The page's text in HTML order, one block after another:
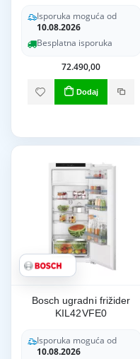
Isporuka moguća od
10.08.2026
Besplatna isporuka
72.490,00
Dodaj
Bosch ugradni frižider
KIL42VFE0
Isporuka moguća od
10.08.2026